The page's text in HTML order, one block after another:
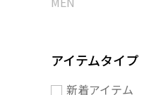
アイテムタイプ
新着アイテム